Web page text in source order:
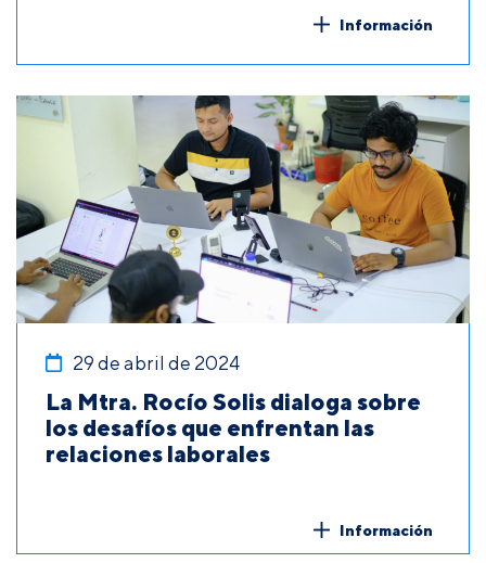
Información
29 de abril de 2024
La Mtra. Rocío Solis dialoga sobre
los desafíos que enfrentan las
relaciones laborales
Información